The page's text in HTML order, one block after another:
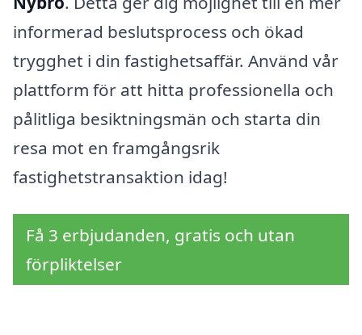
informerad beslutsprocess och ökad
trygghet i din fastighetsaffär. Använd vår
plattform för att hitta professionella och
pålitliga besiktningsmän och starta din
resa mot en framgångsrik
fastighetstransaktion idag!
Få 3 erbjudanden, gratis och utan
förpliktelser